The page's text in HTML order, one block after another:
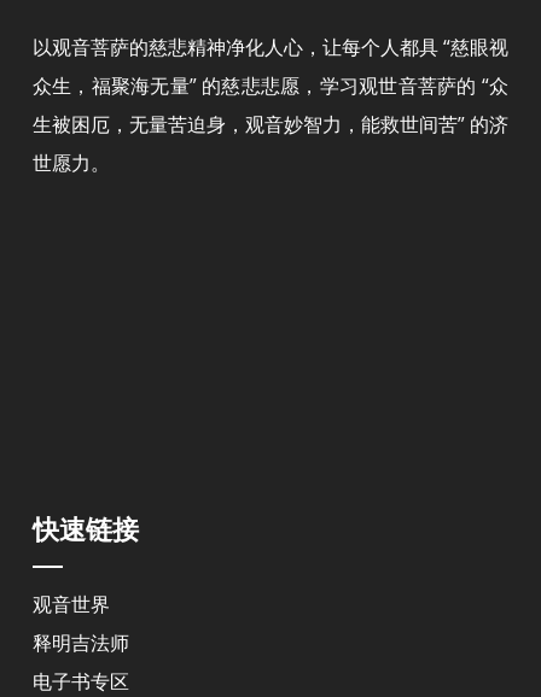
以观音菩萨的慈悲精神净化人心，让每个人都具 “慈眼视
众生，福聚海无量” 的慈悲悲愿，学习观世音菩萨的 “众
生被困厄，无量苦迫身，观音妙智力，能救世间苦” 的济
世愿力。
快速链接
观音世界
释明吉法师
电子书专区